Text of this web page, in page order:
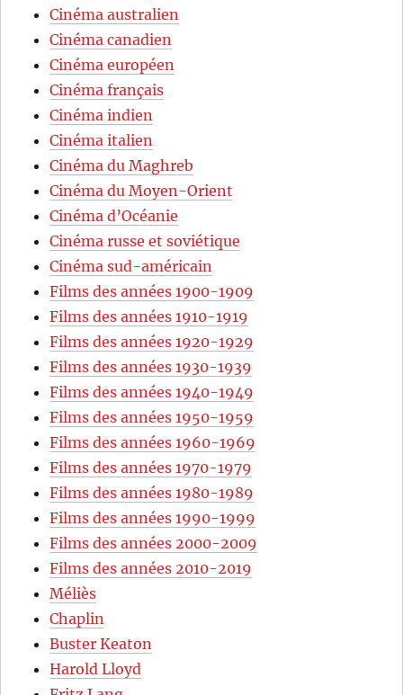
Cinéma australien
Cinéma canadien
Cinéma européen
Cinéma français
Cinéma indien
Cinéma italien
Cinéma du Maghreb
Cinéma du Moyen-Orient
Cinéma d’Océanie
Cinéma russe et soviétique
Cinéma sud-américain
Films des années 1900-1909
Films des années 1910-1919
Films des années 1920-1929
Films des années 1930-1939
Films des années 1940-1949
Films des années 1950-1959
Films des années 1960-1969
Films des années 1970-1979
Films des années 1980-1989
Films des années 1990-1999
Films des années 2000-2009
Films des années 2010-2019
Méliès
Chaplin
Buster Keaton
Harold Lloyd